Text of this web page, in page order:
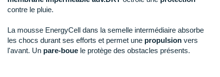
contre le pluie.
La mousse EnergyCell dans la semelle intermédiaire absorbe
les chocs durant ses efforts et permet une propulsion vers
l'avant. Un pare-boue le protège des obstacles présents.
Polar